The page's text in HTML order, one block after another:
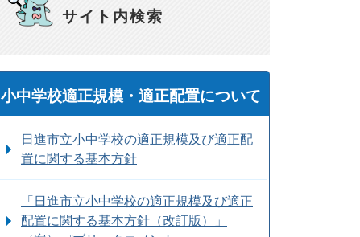
サイト内検索
小中学校適正規模・適正配置について
日進市立小中学校の適正規模及び適正配
置に関する基本方針
「日進市立小中学校の適正規模及び適正
配置に関する基本方針（改訂版）」